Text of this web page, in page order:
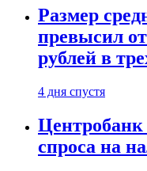
Размер
превысил
рублей в
4 дня спустя
Центробанк
спроса на